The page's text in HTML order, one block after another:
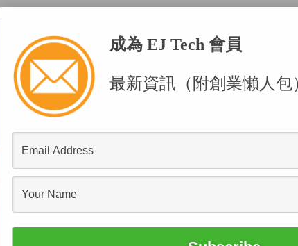
成為 EJ Tech 會員
最新資訊（附創業懶人包